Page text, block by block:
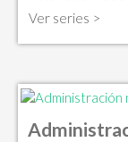
Ver series >